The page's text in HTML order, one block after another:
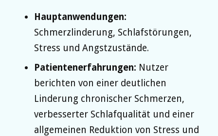
Hauptanwendungen:
Schmerzlinderung, Schlafstörungen,
Stress und Angstzustände.
Patientenerfahrungen: Nutzer
berichten von einer deutlichen
Linderung chronischer Schmerzen,
verbesserter Schlafqualität und einer
allgemeinen Reduktion von Stress und